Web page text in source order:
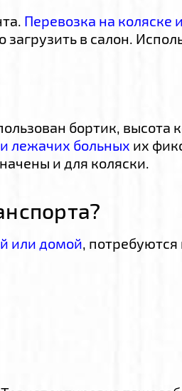
Перевозка на коляске
в салон.
бортик, высота
лежачих больных их
и для коляски.
или домой,